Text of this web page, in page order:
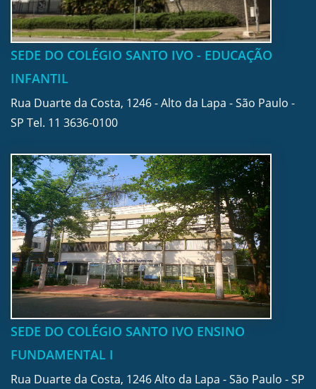
SEDE DO COLÉGIO SANTO IVO - EDUCAÇÃO
INFANTIL
Rua Duarte da Costa, 1246 - Alto da Lapa - São Paulo -
SP Tel. 11 3636-0100
SEDE DO COLÉGIO SANTO IVO ENSINO
FUNDAMENTAL I
Rua Duarte da Costa, 1246 Alto da Lapa - São Paulo - SP